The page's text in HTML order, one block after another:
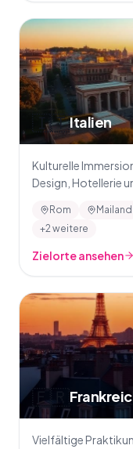
🇮🇹Italien
Kulturelle
Design, Hotellerie
Rom Mailand
+2 weitere
Zielorte ansehen
🇫🇷
Vielfältige